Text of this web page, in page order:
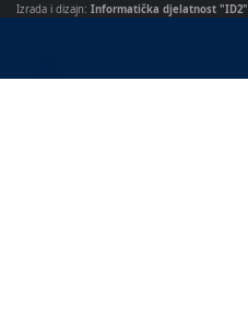
Izrada i dizajn: Informatička djelatnost "ID2"